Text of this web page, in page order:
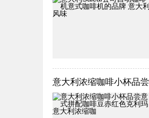
意大利浓缩咖啡小杯品